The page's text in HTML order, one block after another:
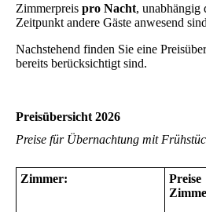
Zimmerpreis pro Nacht, unabhängig
Zeitpunkt andere Gäste anwesend
Nachstehend finden Sie eine
bereits berücksichtigt sind.
Preisübersicht 2026
Preise für Übernachtung mit
Zimmer:
Preise